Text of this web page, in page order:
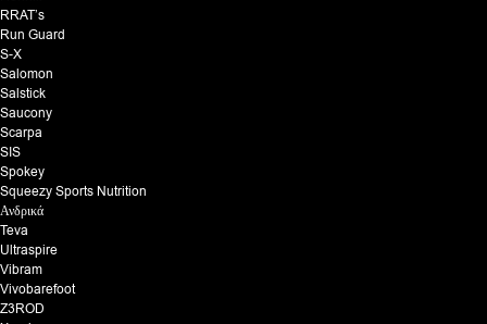
RRAT’s
Run Guard
S-X
Salomon
Salstick
Saucony
Scarpa
SIS
Spokey
Squeezy Sports Nutrition
Ανδρικά
Teva
Ultraspire
Vibram
Vivobarefoot
Z3ROD